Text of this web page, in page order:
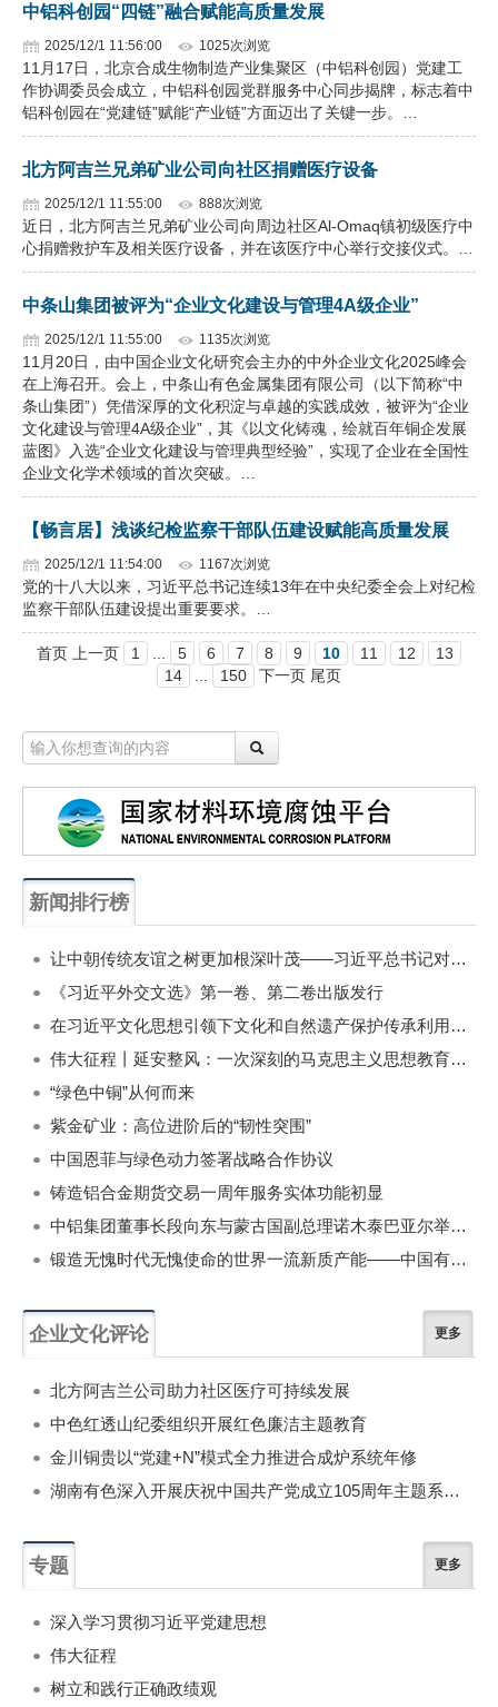
中铝科创园“四链”融合赋能高质量发展
2025/12/1 11:56:00 1025次浏览
11月17日，北京合成生物制造产业集聚区（中铝科创园）党建工
作协调委员会成立，中铝科创园党群服务中心同步揭牌，标志着中
铝科创园在“党建链”赋能“产业链”方面迈出了关键一步。…
北方阿吉兰兄弟矿业公司向社区捐赠医疗设备
2025/12/1 11:55:00 888次浏览
近日，北方阿吉兰兄弟矿业公司向周边社区Al-Omaq镇初级医疗中
心捐赠救护车及相关医疗设备，并在该医疗中心举行交接仪式。…
中条山集团被评为“企业文化建设与管理4A级企业”
2025/12/1 11:55:00 1135次浏览
11月20日，由中国企业文化研究会主办的中外企业文化2025峰会
在上海召开。会上，中条山有色金属集团有限公司（以下简称“中
条山集团”）凭借深厚的文化积淀与卓越的实践成效，被评为“企业
文化建设与管理4A级企业”，其《以文化铸魂，绘就百年铜企发展
蓝图》入选“企业文化建设与管理典型经验”，实现了企业在全国性
企业文化学术领域的首次突破。…
【畅言居】浅谈纪检监察干部队伍建设赋能高质量发展
2025/12/1 11:54:00 1167次浏览
党的十八大以来，习近平总书记连续13年在中央纪委全会上对纪检
监察干部队伍建设提出重要要求。…
首页 上一页 1 5 6 7 8 9 10 11 12
13
14
150 下一页 尾页
新闻排行榜
让中朝传统友谊之树更加根深叶茂——习近平总书记对朝鲜进行国事访问纪实
《习近平外交文选》第一卷、第二卷出版发行
在习近平文化思想引领下文化和自然遗产保护传承利用工作开创新局面
伟大征程丨延安整风：一次深刻的马克思主义思想教育运动
“绿色中铜”从何而来
紫金矿业：高位进阶后的“韧性突围”
中国恩菲与绿色动力签署战略合作协议
铸造铝合金期货交易一周年服务实体功能初显
中铝集团董事长段向东与蒙古国副总理诺木泰巴亚尔举行会谈
锻造无愧时代无愧使命的世界一流新质产能——中国有色金属工业的战略应对与破局之道（二）
企业文化评论 更多
北方阿吉兰公司助力社区医疗可持续发展
中色红透山纪委组织开展红色廉洁主题教育
金川铜贵以“党建+N”模式全力推进合成炉系统年修
湖南有色深入开展庆祝中国共产党成立105周年主题系列活动
专题 更多
深入学习贯彻习近平党建思想
伟大征程
树立和践行正确政绩观